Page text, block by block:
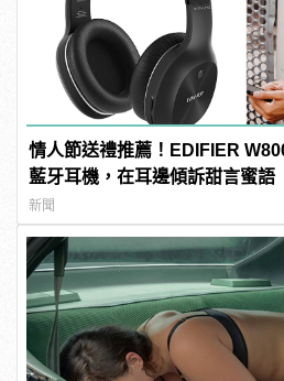
情人節送禮推薦！EDIFIER
藍牙耳機，在耳邊傾訴甜言蜜語
新聞